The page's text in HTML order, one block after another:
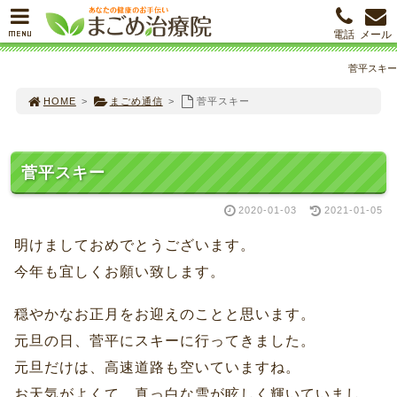
菅平スキー
HOME > まごめ通信 > 菅平スキー
菅平スキー
2020-01-03 2021-01-05
明けましておめでとうございます。
今年も宜しくお願い致します。
穏やかなお正月をお迎えのことと思います。
元旦の日、菅平にスキーに行ってきました。
元旦だけは、高速道路も空いていますね。
お天気がよくて、真っ白な雪が眩しく輝いていまし
MENU メール
電話